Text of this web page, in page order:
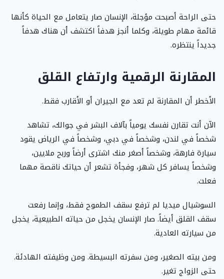
حتى الراحة أصبحت مؤجلة، الإنسان صار يتعامل مع الحياة كأنها
قائمة مهام طويلة، وكلما أنجز هدفاً اكتشف أن هناك هدفاً
جديداً ينتظره.
المقارنة الرقمية وارتفاع القلق
الأخطر أن المقارنة لم تعد مع الجيران أو الأقارب فقط.
الآن أنت تقارن نفسك يومياً بآلاف البشر في جوالك، تشاهد
شخصاً في لندن، وشخصاً في دبي، وشخصاً في الرياض يقود
سيارة فارهة، وشخصاً أصغر منك اشترى أرضاً وربح ملايين،
وشخصاً يسافر كل شهر، وفجأة تشعر أن حياتك ناقصة مهما
فعلت.
السوشيال ميديا لم ترفع سقف الطموح فقط، وإنما رفعت
سقف القلق أيضاً. صار الإنسان يخجل من حياته الطبيعية، يخجل
من سيارته العادية.
ومن بيته الصغير، ومن سفرته البسيطة. ومن وظيفته الهادئة.
حتى الزواج تغير.